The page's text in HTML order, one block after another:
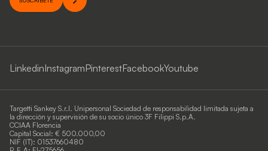
LinkedinInstagramPinterestFacebookYoutube
Targetti Sankey S.r.l. Unipersonal Sociedad de responsabilidad limitada sujeta a
la dirección y supervisión de su socio único 3F Filippi S.p.A.
CCIAA Florencia
Capital Social: € 500.000,00
NIF (IT): 01537660480